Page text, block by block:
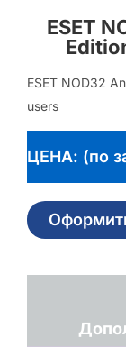
ESET
ESET NOD32
users
ЦЕНА: (по